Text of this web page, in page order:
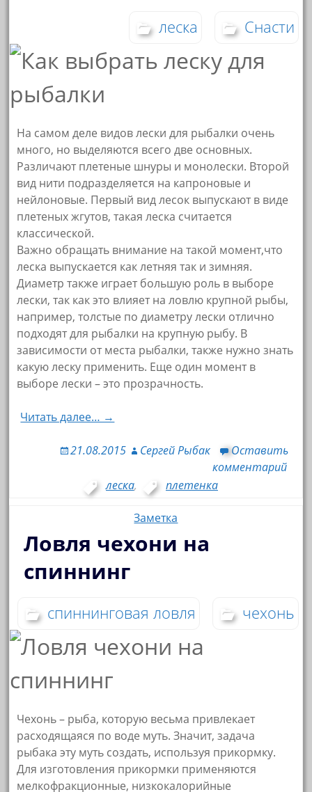
леска Снасти
На самом деле видов лески для рыбалки очень
много, но выделяются всего две основных.
Различают плетеные шнуры и монолески. Второй
вид нити подразделяется на капроновые и
нейлоновые. Первый вид лесок выпускают в виде
плетеных жгутов, такая леска считается
классической.
Важно обращать внимание на такой момент,что
леска выпускается как летняя так и зимняя.
Диаметр также играет большую роль в выборе
лески, так как это влияет на ловлю крупной рыбы,
например, толстые по диаметру лески отлично
подходят для рыбалки на крупную рыбу. В
зависимости от места рыбалки, также нужно знать
какую леску применить. Еще один момент в
выборе лески – это прозрачность.
Читать далее… →
21.08.2015 Сергей Рыбак
Оставить
комментарий
леска, плетенка
Заметка
Ловля чехони на
спиннинг
спиннинговая ловля чехонь
Чехонь – рыба, которую весьма привлекает
расходящаяся по воде муть. Значит, задача
рыбака эту муть создать, используя прикормку.
Для изготовления прикормки применяются
мелкофракционные, низкокалорийные